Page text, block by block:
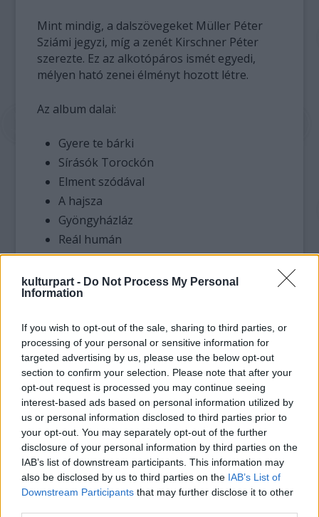
kulturpart - Do Not Process My Personal
Information
If you wish to opt-out of the sale, sharing to third parties, or
processing of your personal or sensitive information for
targeted advertising by us, please use the below opt-out
section to confirm your selection. Please note that after your
opt-out request is processed you may continue seeing
interest-based ads based on personal information utilized by
us or personal information disclosed to third parties prior to
your opt-out. You may separately opt-out of the further
disclosure of your personal information by third parties on the
IAB’s list of downstream participants. This information may
also be disclosed by us to third parties on the IAB’s List of
Downstream Participants that may further disclose it to other
Mint mindig, a dalszövegeket Müller Péter
Sziámi jegyzi, míg a zenét Kirschner Péter
szerezte. Ez az alkotópáros ismét egyedi,
mélyen ható zenei élményt hozott létre.
Az album dalai:
Gyere te bárki
Sírásók Torockón
Elment szódával
A hajsza
Gyöngyházláz
Reál humán
Félédes feledés
Kiderül közben
Sok kicsi sokk
BUÉK 2024